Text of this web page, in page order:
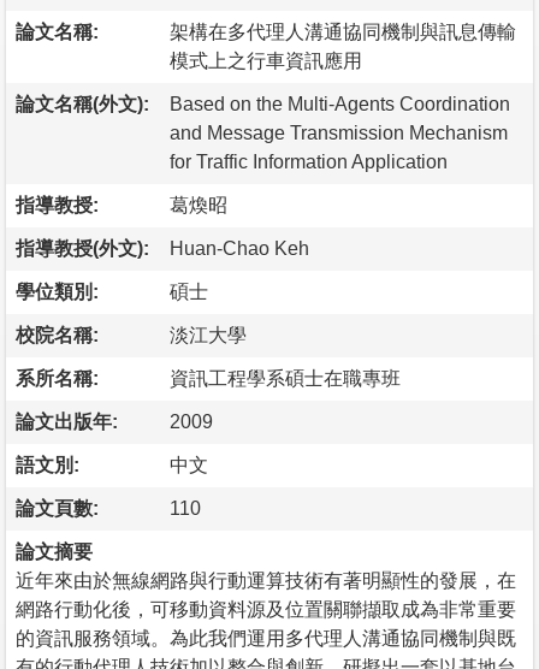
論文名稱:
架構在多代理人溝通協同機制與訊息傳輸
模式上之行車資訊應用
論文名稱(外文):
Based on the Multi-Agents Coordination
and Message Transmission Mechanism
for Traffic Information Application
指導教授: 葛煥昭
指導教授(外文): Huan-Chao Keh
學位類別: 碩士
校院名稱: 淡江大學
系所名稱: 資訊工程學系碩士在職專班
論文出版年: 2009
語文別: 中文
論文頁數: 110
論文摘要
近年來由於無線網路與行動運算技術有著明顯性的發展，在
網路行動化後，可移動資料源及位置關聯擷取成為非常重要
的資訊服務領域。為此我們運用多代理人溝通協同機制與既